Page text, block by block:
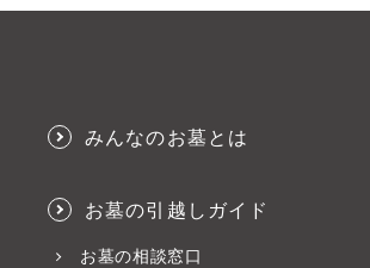
みんなのお墓とは
お墓の引越しガイド
お墓の相談窓口